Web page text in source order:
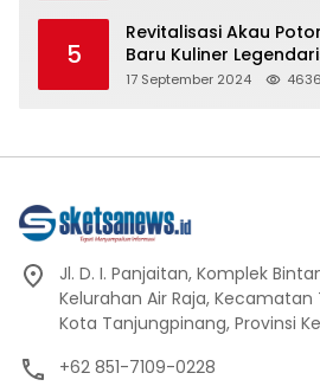
5
Revitalisasi Akau
Baru Kuliner
17 September 2024 4636
Jl. D. I. Panjaitan, Komplek
Kelurahan Air Raja,
Kota Tanjungpinang, Provinsi
+62 851-7109-0228